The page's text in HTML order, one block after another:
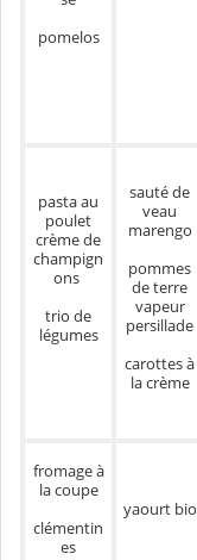
pomelos
pasta au
poulet
crème de
champign
ons
trio de
légumes
sauté de
veau
marengo
pommes
de terre
vapeur
persillade
carottes à
la crème
fromage à
la coupe
clémentin
es
yaourt bio